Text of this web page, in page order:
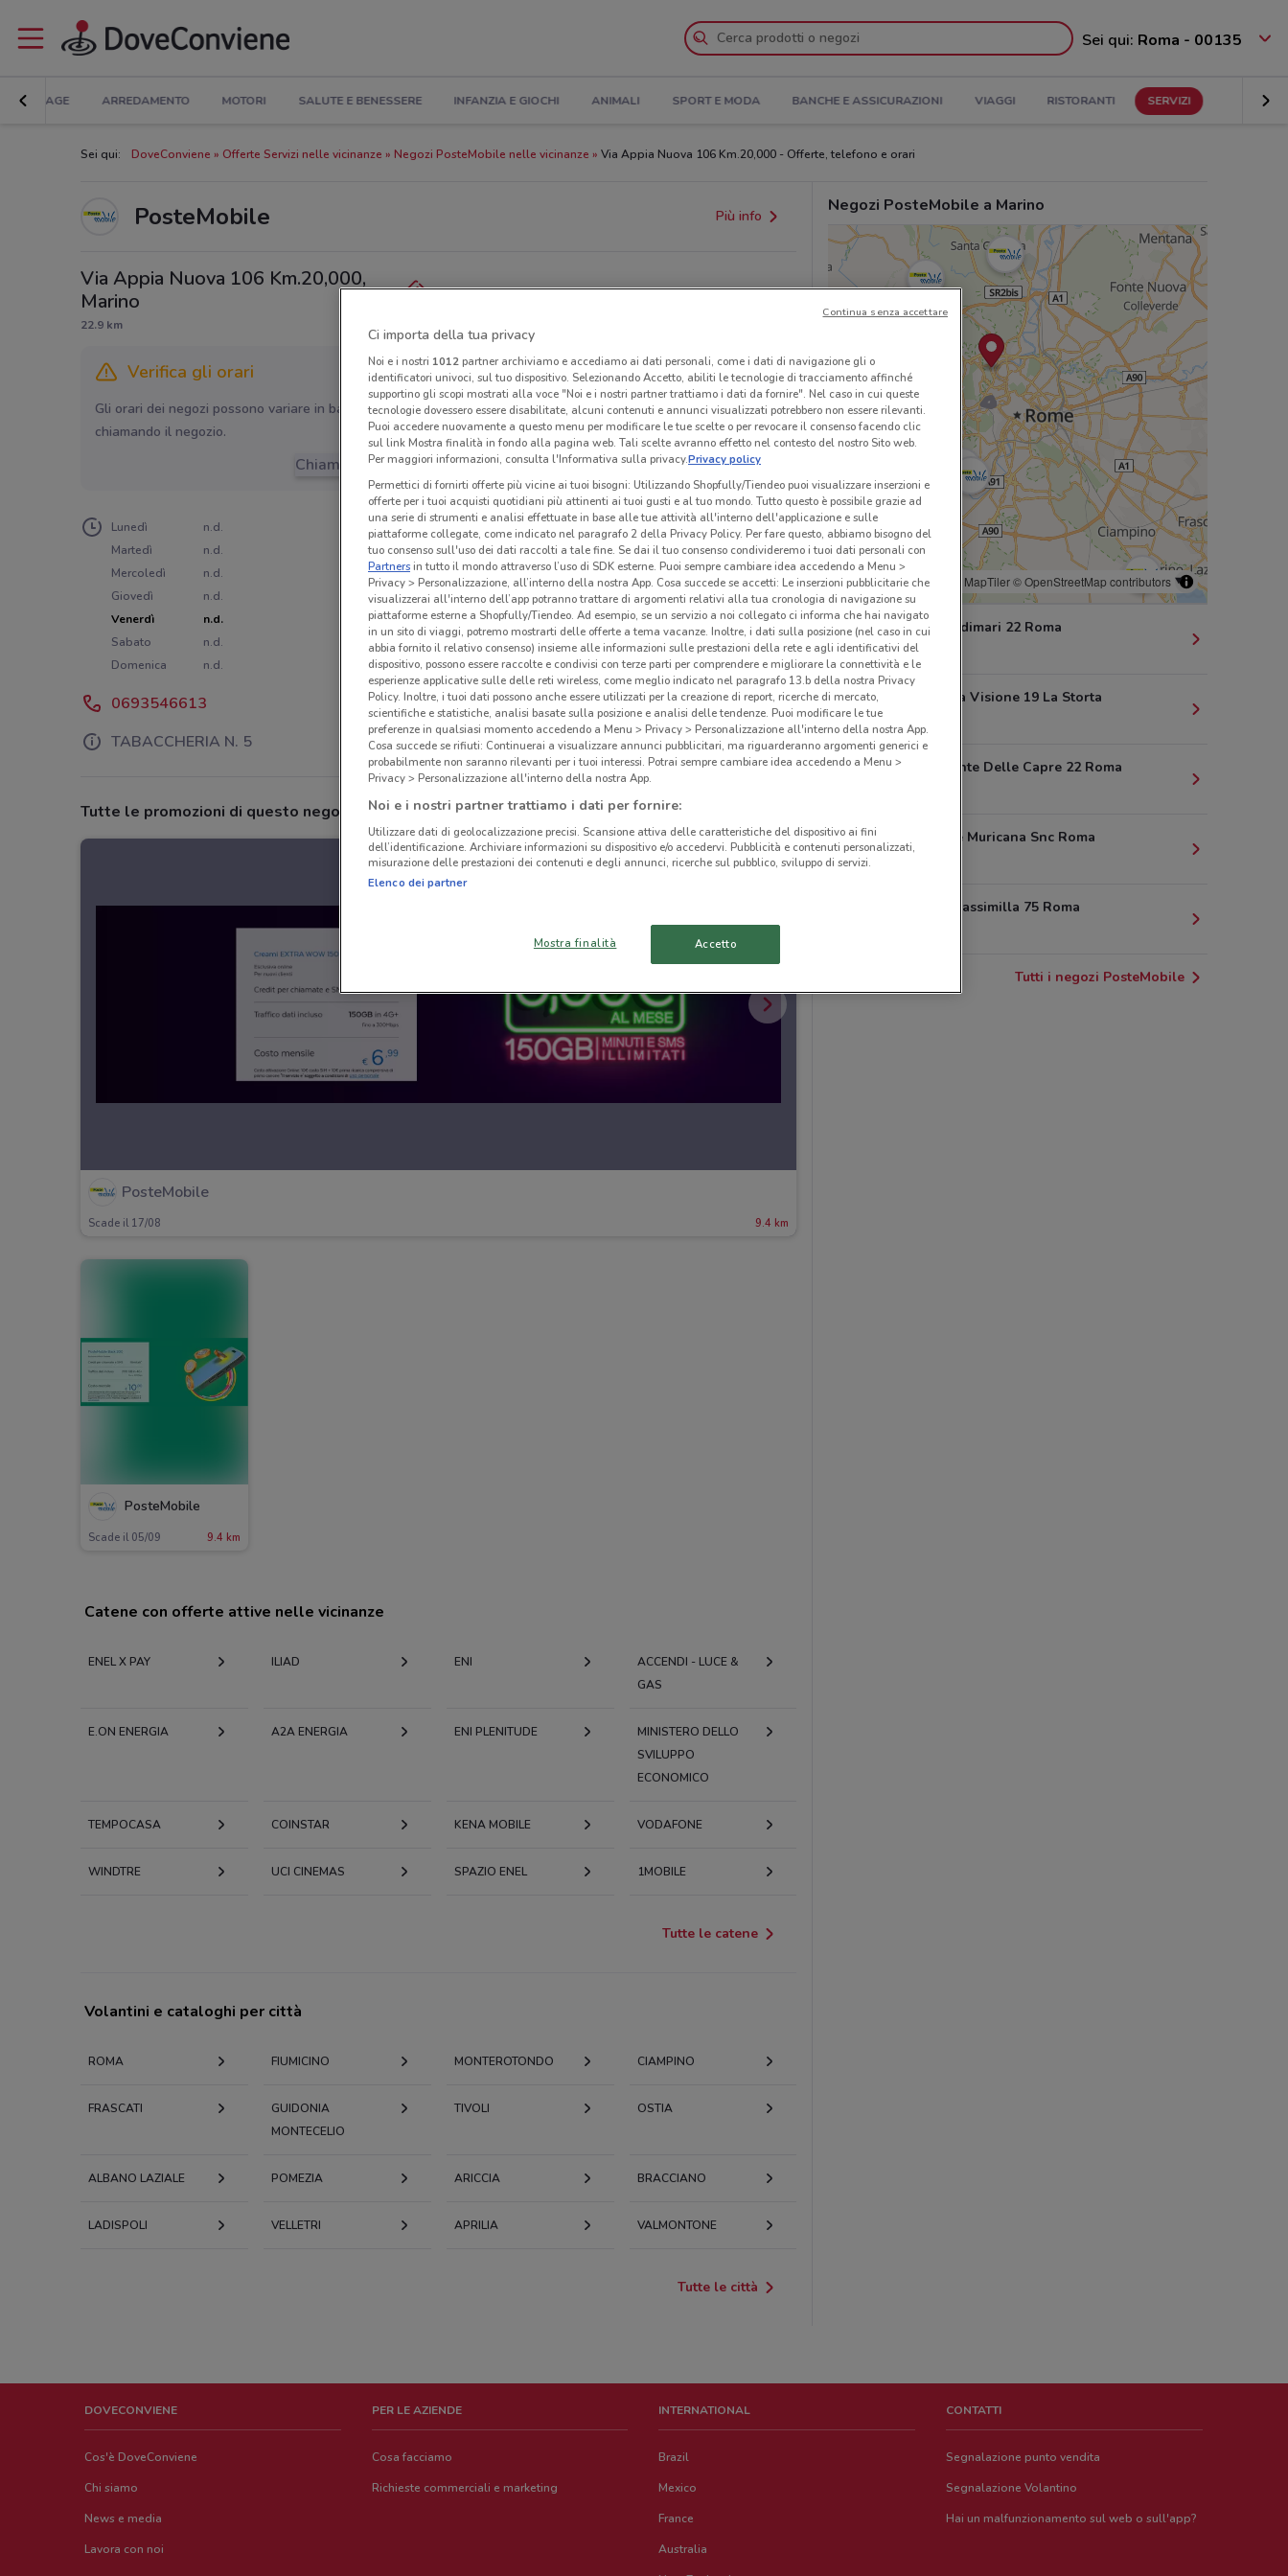
Sei qui: Roma - 00135
BRICOLAGE ARREDAMENTO MOTORI SALUTE E BENESSERE INFANZIA E GIOCHI ANIMALI SPORT E MODA BANCHE E ASSICURAZIONI VIAGGI RISTORANTI SERVIZI
Sei qui: DoveConviene Offerte Servizi nelle vicinanze Negozi PosteMobile nelle vicinanze Via Appia Nuova 106 Km.20,000 - Offerte, telefono e orari
PosteMobile Più info
Via Appia Nuova 106 Km.20,000,
Marino
22.9 km
Verifica gli orari
Gli orari dei negozi possono variare in base agli ultimi provvedimenti regionali o nazionali. Verifica l’accuratezza
chiamando il negozio.
Chiama il negozio
Lunedì
n.d.
Martedì
n.d.
Mercoledì
n.d.
Giovedì
n.d.
Venerdì
n.d.
Sabato
n.d.
Domenica
n.d.
0693546613
TABACCHERIA N. 5
Tutte le promozioni di questo negozio
PosteMobile
Scade il 17/08 9.4 km
PosteMobile
Scade il 05/09 9.4 km
Negozi PosteMobile a Marino
© MapTiler© OpenStreetMap contributors
Via Degli Adimari 22 Roma
9.4 km
Piazza Della Visione 19 La Storta
9.7 km
Via Del Monte Delle Capre 22 Roma
Via Di Valle Muricana Snc Roma
Via Della Massimilla 75 Roma
Tutti i negozi PosteMobile
Catene con offerte attive nelle vicinanze
ENEL X PAY ILIAD ENI
ACCENDI - LUCE &
GAS
E.ON ENERGIA A2A ENERGIA ENI PLENITUDE
MINISTERO DELLO
SVILUPPO
ECONOMICO
TEMPOCASA COINSTAR KENA MOBILE VODAFONE
WINDTRE UCI CINEMAS SPAZIO ENEL 1MOBILE
Tutte le catene
Volantini e cataloghi per città
ROMA FIUMICINO MONTEROTONDO CIAMPINO
FRASCATI
GUIDONIA
MONTECELIO
TIVOLI OSTIA
ALBANO LAZIALE POMEZIA ARICCIA BRACCIANO
LADISPOLI VELLETRI APRILIA VALMONTONE
Tutte le città
DOVECONVIENE
Cos'è DoveConviene
Chi siamo
News e media
Lavora con noi
PER LE AZIENDE
Cosa facciamo
Richieste commerciali e marketing
INTERNATIONAL
Brazil
Mexico
France
Australia
CONTATTI
Segnalazione punto vendita
Segnalazione Volantino
Hai un malfunzionamento sul web o sull'app?
Ci importa della tua privacy
Noi e i nostri 1012partner archiviamo e accediamo ai dati personali, come i dati di navigazione gli o
identificatori univoci, sul tuo dispositivo. Selezionando Accetto, abiliti le tecnologie di tracciamento affinché
supportino gli scopi mostrati alla voce "Noi e i nostri partner trattiamo i dati da fornire". Nel caso in cui queste
tecnologie dovessero essere disabilitate, alcuni contenuti e annunci visualizzati potrebbero non essere rilevanti.
Puoi accedere nuovamente a questo menu per modificare le tue scelte o per revocare il consenso facendo clic
sul link Mostra finalità in fondo alla pagina web. Tali scelte avranno effetto nel contesto del nostro Sito web.
Per maggiori informazioni, consulta l'Informativa sulla privacy.Privacy policy
Permettici di fornirti offerte più vicine ai tuoi bisogni: Utilizzando Shopfully/Tiendeo puoi visualizzare inserzioni e
offerte per i tuoi acquisti quotidiani più attinenti ai tuoi gusti e al tuo mondo. Tutto questo è possibile grazie ad
una serie di strumenti e analisi effettuate in base alle tue attività all'interno dell'applicazione e sulle
piattaforme collegate, come indicato nel paragrafo 2 della Privacy Policy. Per fare questo, abbiamo bisogno del
tuo consenso sull'uso dei dati raccolti a tale fine. Se dai il tuo consenso condivideremo i tuoi dati personali con
Partnersin tutto il mondo attraverso l’uso di SDK esterne. Puoi sempre cambiare idea accedendo a Menu >
Privacy > Personalizzazione, all’interno della nostra App. Cosa succede se accetti: Le inserzioni pubblicitarie che
visualizzerai all'interno dell’app potranno trattare di argomenti relativi alla tua cronologia di navigazione su
piattaforme esterne a Shopfully/Tiendeo. Ad esempio, se un servizio a noi collegato ci informa che hai navigato
in un sito di viaggi, potremo mostrarti delle offerte a tema vacanze. Inoltre, i dati sulla posizione (nel caso in cui
abbia fornito il relativo consenso) insieme alle informazioni sulle prestazioni della rete e agli identificativi del
dispositivo, possono essere raccolte e condivisi con terze parti per comprendere e migliorare la connettività e le
esperienze applicative sulle delle reti wireless, come meglio indicato nel paragrafo 13.b della nostra Privacy
Policy. Inoltre, i tuoi dati possono anche essere utilizzati per la creazione di report, ricerche di mercato,
scientifiche e statistiche, analisi basate sulla posizione e analisi delle tendenze. Puoi modificare le tue
preferenze in qualsiasi momento accedendo a Menu > Privacy > Personalizzazione all'interno della nostra App.
Cosa succede se rifiuti: Continuerai a visualizzare annunci pubblicitari, ma riguarderanno argomenti generici e
probabilmente non saranno rilevanti per i tuoi interessi. Potrai sempre cambiare idea accedendo a Menu >
Privacy > Personalizzazione all'interno della nostra App.
Noi e i nostri partner trattiamo i dati per fornire:
Utilizzare dati di geolocalizzazione precisi. Scansione attiva delle caratteristiche del dispositivo ai fini
dell’identificazione. Archiviare informazioni su dispositivo e/o accedervi. Pubblicità e contenuti personalizzati,
misurazione delle prestazioni dei contenuti e degli annunci, ricerche sul pubblico, sviluppo di servizi.
Elenco dei partner
Mostra finalità Accetto
Continua senza accettare